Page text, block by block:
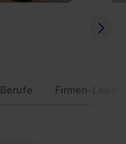
Berufe Firmen-